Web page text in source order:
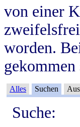
von einer
worden.
Alles Suchen
Suche: